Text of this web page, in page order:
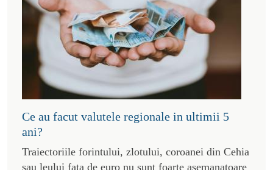
Ce au facut valutele regionale in ultimii 5
ani?
Traiectoriile forintului, zlotului, coroanei din Cehia
sau leului fata de euro nu sunt foarte asemanatoare